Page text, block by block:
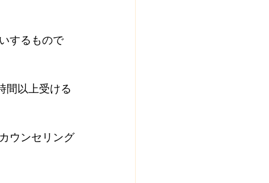
するもので
間以上受ける
ウンセリング